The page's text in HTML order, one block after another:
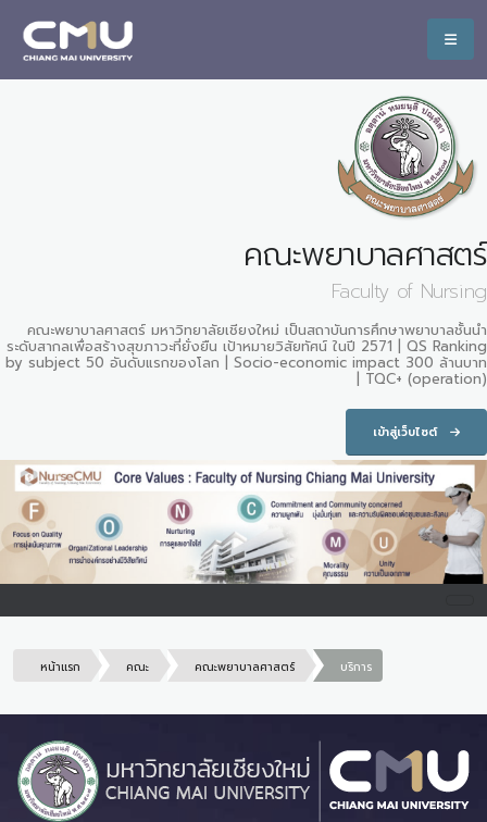
คณะพยาบาลศาสตร์
Faculty of Nursing
คณะพยาบาลศาสตร์ มหาวิทยาลัยเชียงใหม่ เป็นสถาบันการศึกษาพยาบาลชั้นนำ
ระดับสากลเพื่อสร้างสุขภาวะที่ยั่งยืน เป้าหมายวิสัยทัศน์ ในปี 2571 | QS Ranking
by subject 50 อันดับแรกของโลก | Socio-economic impact 300 ล้านบาท
| TQC+ (operation)
เข้าสู่เว็บไซต์
หน้าแรก คณะ คณะพยาบาลศาสตร์ บริการ